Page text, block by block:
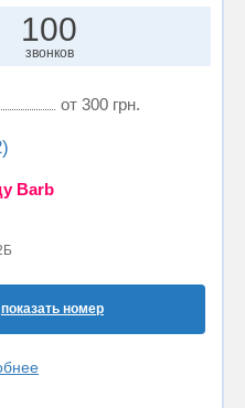
100
звонков
от 300 грн.
Barb
показать номер